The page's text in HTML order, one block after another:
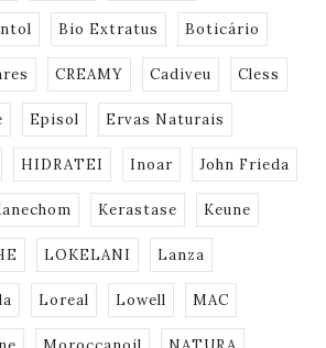
Bio Extratus Boticário
CREAMY Cadiveu Cless
Episol Ervas Naturais
HIDRATEI Inoar John Frieda
Kerastase Keune
LOKELANI Lanza
Loreal Lowell MAC